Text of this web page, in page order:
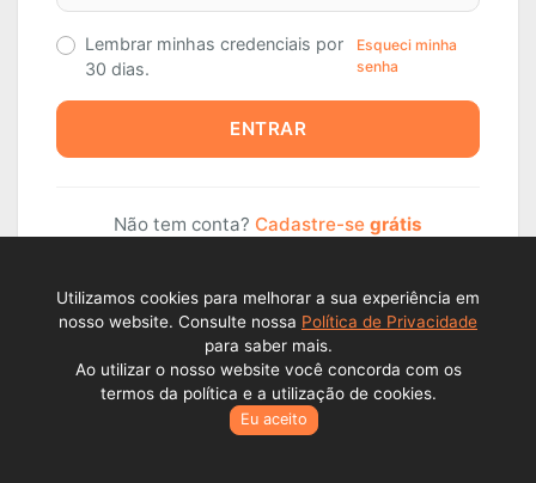
Lembrar minhas credenciais por
30 dias.
Esqueci minha
senha
ENTRAR
Não tem conta? Cadastre-se grátis
Todos os direitos reservados © Lance Alienações Virtuais EPP
Utilizamos cookies para melhorar a sua experiência em
nosso website. Consulte nossa Política de Privacidade
para saber mais.
Ao utilizar o nosso website você concorda com os
termos da política e a utilização de cookies.
Eu aceito